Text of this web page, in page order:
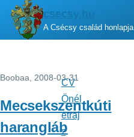
Ugrás a tartalomra
csecsy.hu
A Csécsy család honlapja
Boobaa , 2008-03-31
Mecsekszentkúti
harangláb
navigáció
CV
Önél
etraj
z